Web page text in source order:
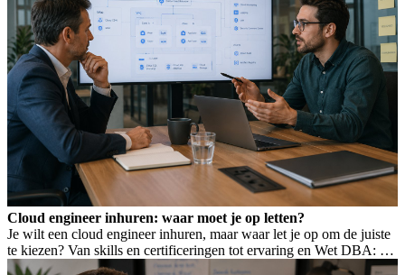
Cloud engineer inhuren: waar moet je op letten?
Je wilt een cloud engineer inhuren, maar waar let je op om de juiste
te kiezen? Van skills en certificeringen tot ervaring en Wet DBA: dit
bepaalt of je de goede binnenhaalt.